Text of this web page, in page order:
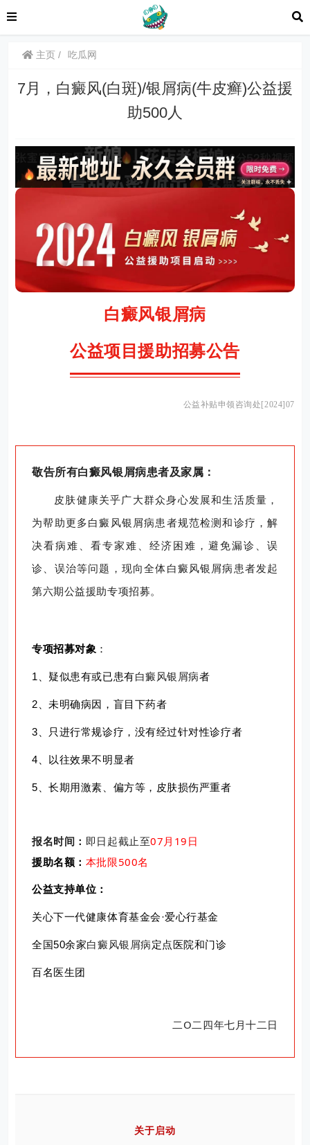
主页 吃瓜网
7月，白癜风(白斑)/银屑病(牛皮癣)公益援
助500人
白癜风银屑病
公益项目援助招募公告
公益补贴申领咨询处[2024]07
敬告所有白癜风银屑病患者及家属：
皮肤健康关乎广大群众身心发展和生活质量，
为帮助更多白癜风银屑病患者规范检测和诊疗，解
决看病难、看专家难、经济困难，避免漏诊、误
诊、误治等问题，现向全体白癜风银屑病 患者发起
第六期公益援助专项招募。
专项招募对象 ：
1、疑似患有或已患有白癜风银屑病者
2、未明确病因，盲目下药者
3、只进行常规诊疗，没有经过针对性诊疗者
4、以往效果不明显者
5、长期用激素、偏方等，皮肤损伤严重者
报名时间： 即日起截止至07 月19日
援助名额： 本批限500名
公益支持单位：
关心下一代健康体育基金会·爱心行基金
全国50余家白癜风银屑病定点医院和门诊
百名医生团
二O二四年七月十二日
关于启动